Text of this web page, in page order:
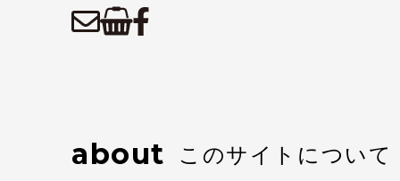
about このサイトについて